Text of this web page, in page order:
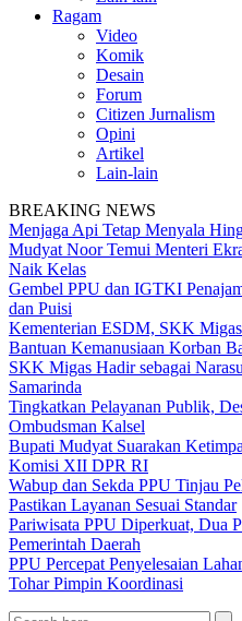
Ragam
Video
Komik
Desain
Forum
Citizen Jurnalism
Opini
Artikel
Lain-lain
BREAKING NEWS
Menjaga Api Tetap Menyala
Mudyat Noor Temui Menteri
Naik Kelas
Gembel PPU dan IGTKI
dan Puisi
Kementerian ESDM, SKK
Bantuan Kemanusiaan Korban
SKK Migas Hadir sebagai
Samarinda
Tingkatkan Pelayanan Publik,
Ombudsman Kalsel
Bupati Mudyat Suarakan
Komisi XII DPR RI
Wabup dan Sekda PPU Tinjau
Pastikan Layanan Sesuai Standar
Pariwisata PPU Diperkuat, Dua
Pemerintah Daerah
PPU Percepat Penyelesaian
Tohar Pimpin Koordinasi